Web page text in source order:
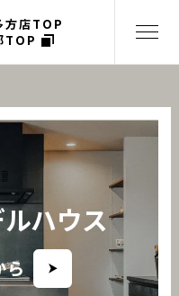
方店TOP
TOP
ハウス
ら